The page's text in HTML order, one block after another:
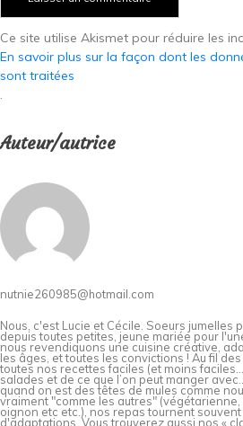
Ce site utilise Akismet pour réduire les
En savoir plus sur la façon dont les
sont traitées
.
Auteur/autrice
nutnie260985@hotmail.com
Nous, c'est Lucie et Cécile. Soeurs jumelles
depuis toutes petites, jeune mariée pour
nous revendiquons une cuisine créative,
les âges, et toutes les convictions ! Au fil
toutes nos recettes faciles (et moins
salades et de ce que l’on peut manger
quand on est des têtes de mules comme
vraiment "comme les autres"
oignon etc etc.), nos repas tournent
d'adaptations. Vous trouverez aussi nos «